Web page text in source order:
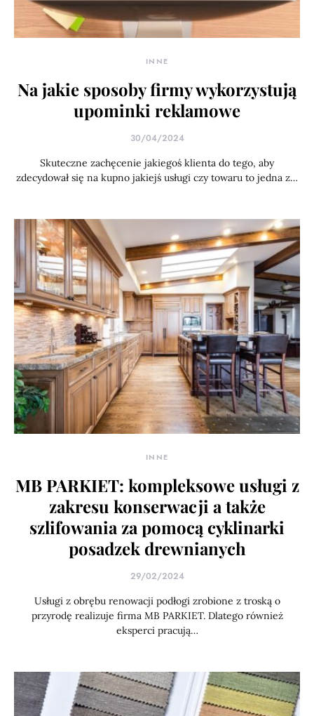
INNE
Na jakie sposoby firmy wykorzystują
upominki reklamowe
30/04/2024
Skuteczne zachęcenie jakiegoś klienta do tego, aby
zdecydował się na kupno jakiejś usługi czy towaru to jedna z…
INNE
MB PARKIET: kompleksowe usługi z
zakresu konserwacji a także
szlifowania za pomocą cyklinarki
posadzek drewnianych
29/02/2024
Usługi z obrębu renowacji podłogi zrobione z troską o
przyrodę realizuje firma MB PARKIET. Dlatego również
eksperci pracują…